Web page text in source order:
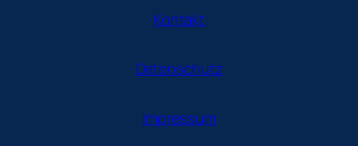
Kontakt
Datenschutz
Impressum